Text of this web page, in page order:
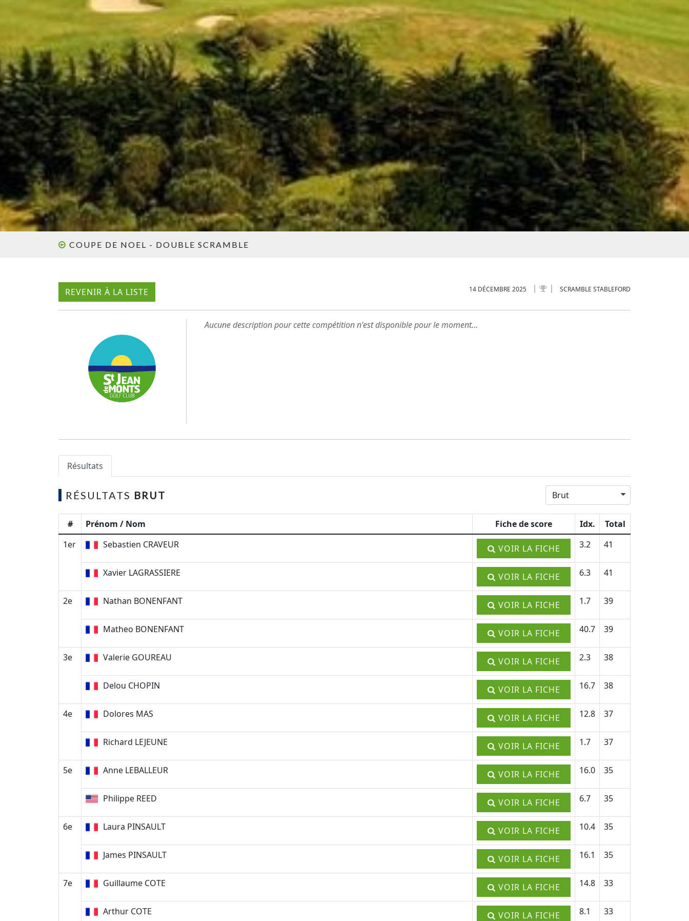
COUPE DE NOEL - DOUBLE SCRAMBLE
REVENIR À LA LISTE 14 DÉCEMBRE 2025 SCRAMBLE STABLEFORD
Aucune description pour cette compétition n'est disponible pour le moment...
Résultats
RÉSULTATS BRUT
# Prénom / Nom Fiche de score Idx.
Total
1er
Sebastien CRAVEUR VOIR LA FICHE 3.2 41
Xavier LAGRASSIERE VOIR LA FICHE 6.3 41
2e Nathan BONENFANT VOIR LA FICHE 1.7 39
Matheo BONENFANT VOIR LA FICHE 40.7 39
3e Valerie GOUREAU VOIR LA FICHE 2.3 38
Delou CHOPIN VOIR LA FICHE 16.7 38
4e Dolores MAS VOIR LA FICHE 12.8 37
Richard LEJEUNE VOIR LA FICHE 1.7 37
5e Anne LEBALLEUR VOIR LA FICHE 16.0 35
Philippe REED VOIR LA FICHE 6.7 35
6e Laura PINSAULT VOIR LA FICHE 10.4 35
James PINSAULT VOIR LA FICHE 16.1 35
7e Guillaume COTE VOIR LA FICHE 14.8 33
Arthur COTE VOIR LA FICHE 8.1 33